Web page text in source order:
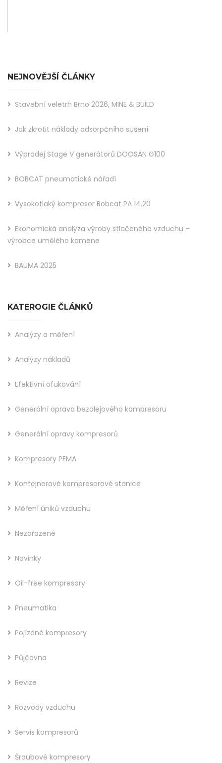
NEJNOVĚJŠÍ ČLÁNKY
Stavební veletrh Brno 2026, MINE & BUILD
Jak zkrotit náklady adsorpčního sušení
Výprodej Stage V generátorů DOOSAN G100
BOBCAT pneumatické nářadí
Vysokotlaký kompresor Bobcat PA 14.20
Ekonomická analýza výroby stlačeného vzduchu –
výrobce umělého kamene
BAUMA 2025
KATEROGIE ČLÁNKŮ
Analýzy a měření
Analýzy nákladů
Efektivní ofukování
Generální oprava bezolejového kompresoru
Generální opravy kompresorů
Kompresory PEMA
Kontejnerové kompresorové stanice
Měření úniků vzduchu
Nezařazené
Novinky
Oil-free kompresory
Pneumatika
Pojízdné kompresory
Půjčovna
Revize
Rozvody vzduchu
Servis kompresorů
Šroubové kompresory